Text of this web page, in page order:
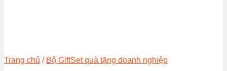
Trang chủ / Bộ GiftSet quà tặng doanh nghiệp